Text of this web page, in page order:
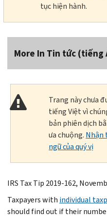
tục hiện hành.
More In Tin tức (tiếng
Trang này chưa
tiếng Việt vì
bản phiên dịch
ưa chuộng. Nhận
ngữ của quý vị
IRS Tax Tip 2019-162,
Taxpayers with individual
should find out if their